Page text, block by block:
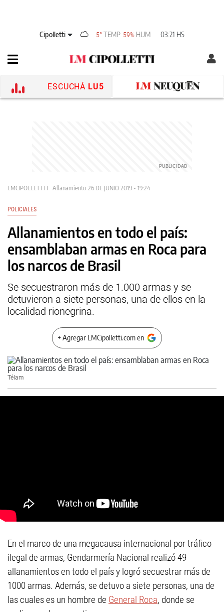
Cipolletti 5° TEMP 59% HUM 03:21 HS
ESCUCHÁ LU5
LMCIPOLLETTI Allanamiento 26 DE JUNIO 2019 - 19:24
POLICIALES
Allanamientos en todo el país:
ensamblaban armas en Roca para
los narcos de Brasil
Se secuestraron más de 1.000 armas y se
detuvieron a siete personas, una de ellos en la
localidad rionegrina.
+ Agregar LMCipolletti.com en
Télam
En el marco de una megacausa internacional por tráfico
ilegal de armas, Gendarmería Nacional realizó 49
allanamientos en todo el país y logró secuestrar más de
1000 armas. Además, se detuvo a siete personas, una de
las cuales es un hombre de General Roca, donde se